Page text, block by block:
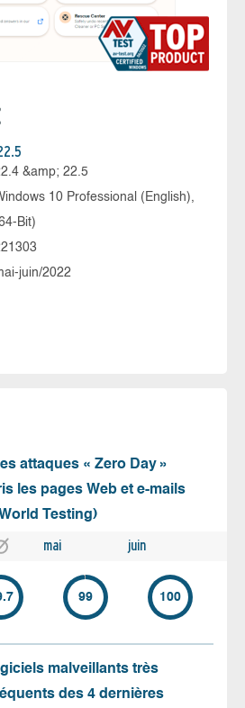
&amp; 22.5
10 Professional (English),
Bit)
juin/2022
attaques « Zero Day »
les pages Web et e-mails
Testing)
mai juin
99 100
malveillants très
des 4 dernières